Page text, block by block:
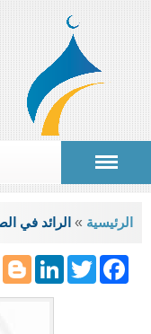
أنت هنا
الرئيسية » الرائد في